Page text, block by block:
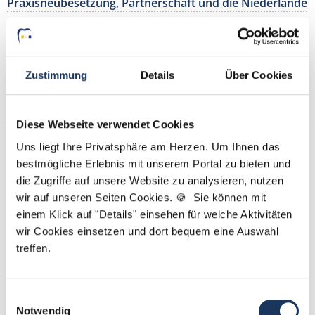
Zustimmung Details Über Cookies
Diese Webseite verwendet Cookies
Uns liegt Ihre Privatsphäre am Herzen. Um Ihnen das
bestmögliche Erlebnis mit unserem Portal zu bieten und
die Zugriffe auf unsere Website zu analysieren, nutzen
wir auf unseren Seiten Cookies. 🍪 Sie können mit
einem Klick auf "Details" einsehen für welche Aktivitäten
wir Cookies einsetzen und dort bequem eine Auswahl
treffen.
Notwendig
von Alexander Bongartz
Lesezeit: ca.1 Min.| Beitrag vom :02.08.2016
Für den Juli stellen wir Ihnen gleich mehrere besondere